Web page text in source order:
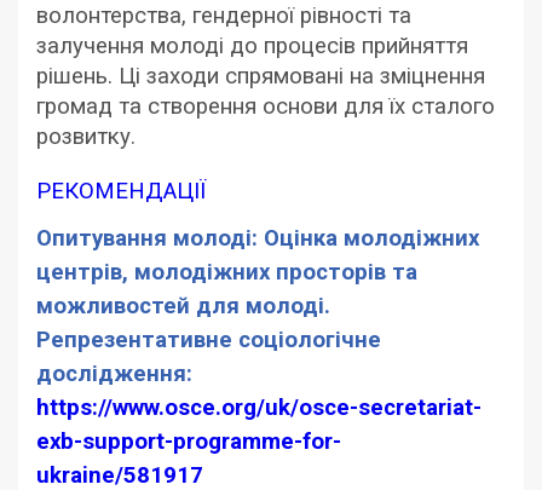
волонтерства, гендерної рівності та
залучення молоді до процесів прийняття
рішень. Ці заходи спрямовані на зміцнення
громад та створення основи для їх сталого
розвитку.
РЕКОМЕНДАЦІЇ
Опитування молоді: Оцінка молодіжних
центрів, молодіжних просторів та
можливостей для молоді.
Репрезентативне соціологічне
дослідження:
https://www.osce.org/uk/osce-secretariat-
exb-support-programme-for-
ukraine/581917